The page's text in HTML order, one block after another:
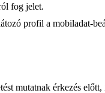
fog jelet.
profil a mobiladat-
mutatnak érkezés